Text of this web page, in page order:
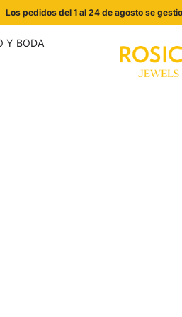
Los pedidos del 1 al 24 de agosto se
Y BODA